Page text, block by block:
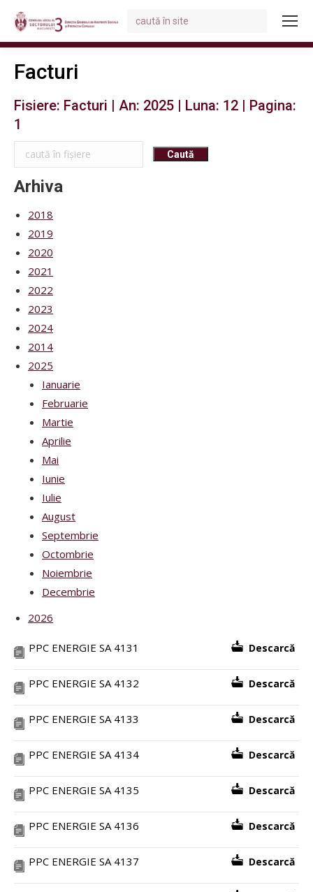
Search:
Facturi
Fisiere: Facturi | An: 2025 | Luna: 12 | Pagina:
1
Arhiva
2018
2019
2020
2021
2022
2023
2024
2014
2025
Ianuarie
Februarie
Martie
Aprilie
Mai
Iunie
Iulie
August
Septembrie
Octombrie
Noiembrie
Decembrie
2026
PPC ENERGIE SA 4131 Descarcă
PPC ENERGIE SA 4132 Descarcă
PPC ENERGIE SA 4133 Descarcă
PPC ENERGIE SA 4134 Descarcă
PPC ENERGIE SA 4135 Descarcă
PPC ENERGIE SA 4136 Descarcă
PPC ENERGIE SA 4137 Descarcă